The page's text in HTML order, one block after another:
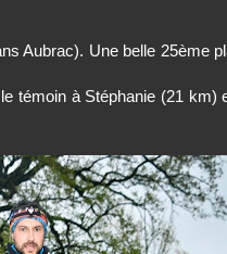
Aubrac). Une belle 25ème
témoin à Stéphanie (21 km)